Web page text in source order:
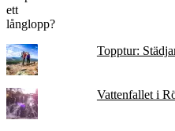
Topptur:
Vattenfallet i